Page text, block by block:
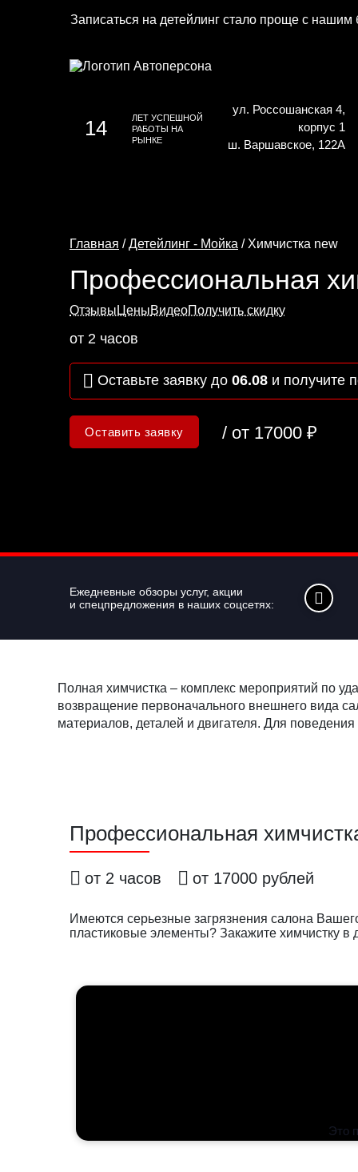
Записаться на детейлинг стало проще с нашим
14
ЛЕТ УСПЕШНОЙ
РАБОТЫ НА
РЫНКЕ
ул. Россошанская 4,
корпус 1
ш. Варшавское, 122А
Главная /Детейлинг - Мойка / Химчистка new
Профессиональная
Отзывы ЦеныВидеоПолучить скидку
от 2 часов
Оставьте заявку до 06.08 и получите
Оставить заявку / от 17000 ₽
Ежедневные обзоры услуг, акции
и спецпредложения в наших соцсетях:
Полная химчистка – комплекс мероприятий по
возвращение первоначального внешнего вида
материалов, деталей и двигателя. Для
Профессиональная
от 2 часов от 17000 рублей
Имеются серьезные загрязнения салона
пластиковые элементы? Закажите химчистку в
Это